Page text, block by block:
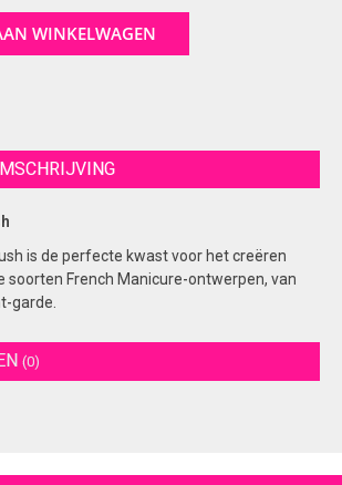
WINKELWAGEN
is de perfecte kwast voor het creëren
soorten French Manicure-ontwerpen, van
garde.
(0)